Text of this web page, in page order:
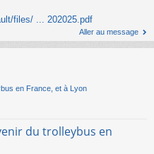
files/ ... 202025.pdf
Aller au message
en France, et à Lyon
du trolleybus en